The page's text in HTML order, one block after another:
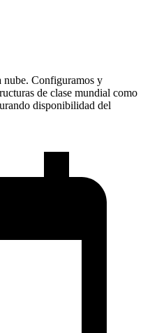
nube. Configuramos y
de clase mundial como
disponibilidad del